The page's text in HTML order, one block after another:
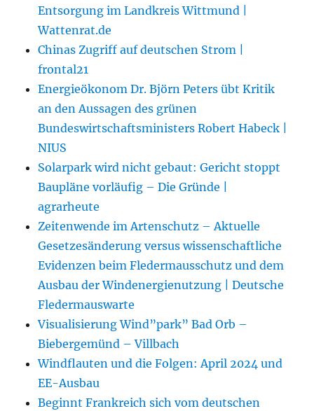
Entsorgung im Landkreis Wittmund |
Wattenrat.de
Chinas Zugriff auf deutschen Strom |
frontal21
Energieökonom Dr. Björn Peters übt Kritik
an den Aussagen des grünen
Bundeswirtschaftsministers Robert Habeck |
NIUS
Solarpark wird nicht gebaut: Gericht stoppt
Baupläne vorläufig – Die Gründe |
agrarheute
Zeitenwende im Artenschutz – Aktuelle
Gesetzesänderung versus wissenschaftliche
Evidenzen beim Fledermausschutz und dem
Ausbau der Windenergienutzung | Deutsche
Fledermauswarte
Visualisierung Wind”park” Bad Orb –
Biebergemünd – Villbach
Windflauten und die Folgen: April 2024 und
EE-Ausbau
Beginnt Frankreich sich vom deutschen